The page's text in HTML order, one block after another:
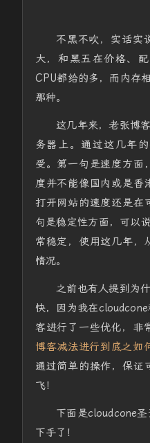
不黑不吹，实话实
大，和黑五在价格、
CPU都给的多，而内存
那种。
这几年来，老张博
务器上。通过这几年
受。第一句是速度方面
度并不能像国内或是香
打开网站的速度还是在
句是稳定性方面，可以
常稳定，使用这几年，
情况。
之前也有人提到为
快，因为我在
客进行了一些优化，非
博客减法进行到底之如
通过简单的操作，保证
飞！
下面是cloudcone
下手了！